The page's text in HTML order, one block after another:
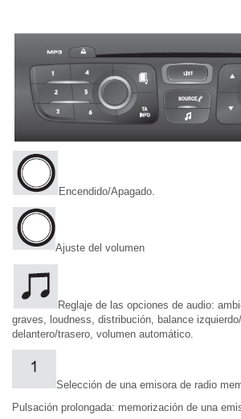
Encendido/Apagado.
Ajuste del volumen
Reglaje de las opciones de audio:
graves, loudness, distribución, balance
delantero/trasero, volumen automático.
Selección de una emisora de radio
Pulsación prolongada: memorización de una